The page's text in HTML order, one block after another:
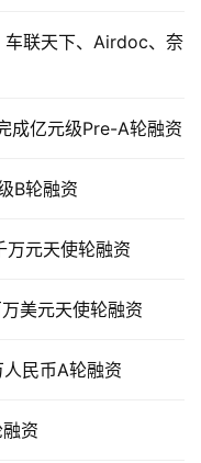
车联天下、​Airdoc、奈
成亿元级Pre-A轮融资
B轮融资
元天使轮融资
美元天使轮融资
民币A轮融资
资